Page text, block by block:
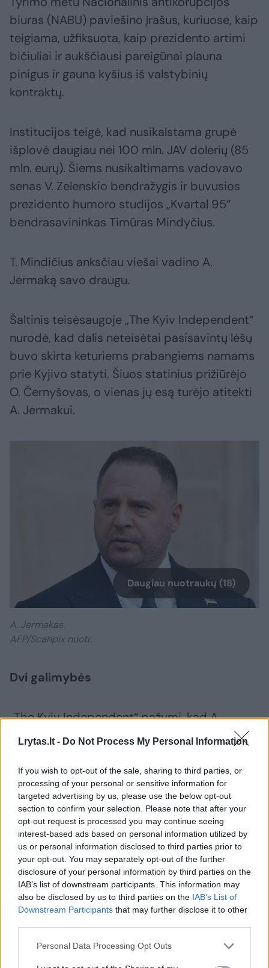
Lrytas.lt - Do Not Process My Personal Information
If you wish to opt-out of the sale, sharing to third parties, or
processing of your personal or sensitive information for
targeted advertising by us, please use the below opt-out
section to confirm your selection. Please note that after your
opt-out request is processed you may continue seeing
interest-based ads based on personal information utilized by
us or personal information disclosed to third parties prior to
your opt-out. You may separately opt-out of the further
disclosure of your personal information by third parties on the
IAB’s list of downstream participants. This information may
also be disclosed by us to third parties on the IAB’s List of
Downstream Participants that may further disclose it to other
Personal Data Processing Opt Outs
biuras (NABU) paviešino įrašus, kuriuose, kaip
teigiama, užfiksuota, kaip prezidento artimi
bičiuliai ir aukščiausi pareigūnai plauna
pinigus ir gauna kyšius iš valstybinių
kontraktų.
Institucijos teigė, kad nusikalstama grupė
išplovė daugiau nei 100 mln. JAV dolerių (85
mln. eurų). Šiems nusikaltimams vadovavo
senas V. Zelenskio bendražygis ir buvusios
prezidento humoro studijos „Kvartal 95“
bendrasavininkas Timūras Mindyčius.
T. Mindičius anksčiau viešai vadino A.
Jermaką savo draugu.
Šaltinis teisėsaugoje „The Kyiv Independent“
nurodė, kad dalis neteisėtai pasisavintų lėšų
buvo skirta keturiems prabangiems namams
prie Kyjivo statyti. Šiuos statinius prižiūrėjo
O. Černyšovas, o vienas jų esą turėjo atitekti
A. Jermakui.
Daugiau nuotraukų (18)
A. Jermakas.
AFP/Scanpix nuotr.
Dvi galimybės
„The Kyiv Independent“ pažymi, kad A.
Jermaką jau metus persekiojo kaltinimai
kyšininkavimu.
Jo buvusiam pavaduotojui Andrijui
Smirnovui teisėsaugos institucijos pareiškė
kaltinimus dėl neteisėto praturtėjimo, pinigų
plovimo ir kyšininkavimo.
Du kiti buvę pavaduotojai – Kyrylas
figūravo korupcijos tyrimuose, nors oficialiai